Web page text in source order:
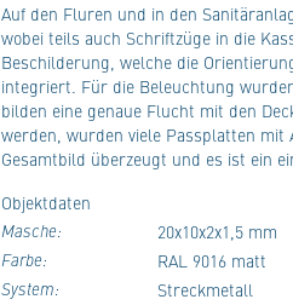
Auf den Fluren und in den
wobei teils auch Schriftzüge in die
Beschilderung, welche die
integriert. Für die Beleuchtung
bilden eine genaue Flucht mit den
werden, wurden viele Passplatten
Gesamtbild überzeugt und es ist ein
Objektdaten
Masche: 20x10x2x1,5 mm
Farbe: RAL 9016 matt
System: Streckmetall